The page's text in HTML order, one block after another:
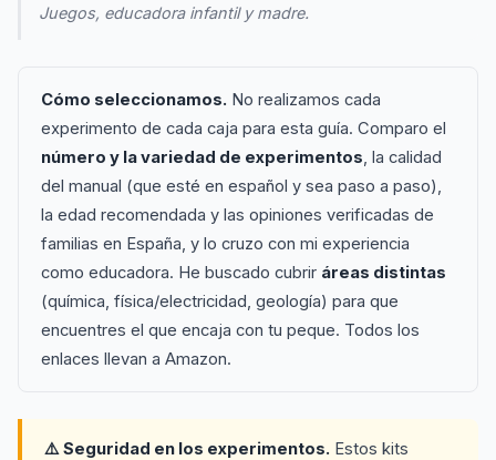
Juegos, educadora infantil y madre.
Cómo seleccionamos. No realizamos cada
experimento de cada caja para esta guía. Comparo el
número y la variedad de experimentos, la calidad
del manual (que esté en español y sea paso a paso),
la edad recomendada y las opiniones verificadas de
familias en España, y lo cruzo con mi experiencia
como educadora. He buscado cubrir áreas distintas
(química, física/electricidad, geología) para que
encuentres el que encaja con tu peque. Todos los
enlaces llevan a Amazon.
⚠️ Seguridad en los experimentos. Estos kits